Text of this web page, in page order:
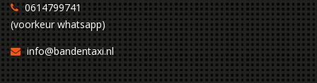
0614799741
(voorkeur whatsapp)
info@bandentaxi.nl